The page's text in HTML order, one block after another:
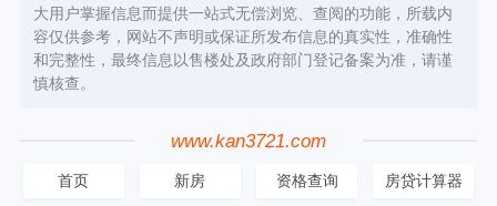
大用户掌握信息而提供一站式无偿浏览、查阅的功能，所载内
容仅供参考，网站不声明或保证所发布信息的真实性，准确性
和完整性，最终信息以售楼处及政府部门登记备案为准，请谨
慎核查。
www.kan3721.com
首页 新房 资格查询 房贷计算器